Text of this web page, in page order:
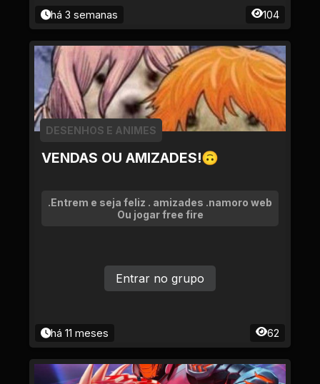
m um dos administradores.
há 3 semanas 104
VENDAS OU AMIZADES!🙃
DESENHOS E ANIMES
.Entrem e seja feliz . amizades .namoro web
Ou jogar free fire
há 11 meses 62
Entrar no grupo